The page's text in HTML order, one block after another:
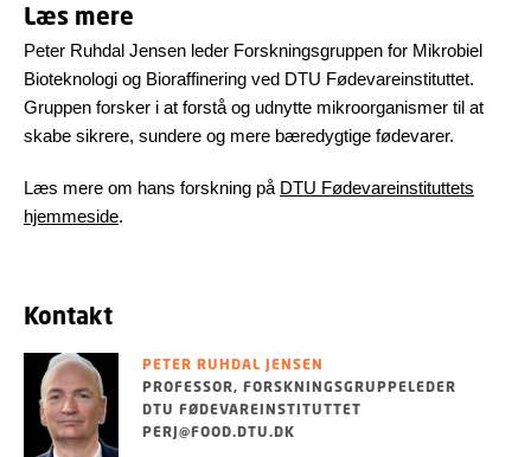
Læs mere
Peter Ruhdal Jensen leder Forskningsgruppen for Mikrobiel
Bioteknologi og Bioraffinering ved DTU Fødevareinstituttet.
Gruppen forsker i at forstå og udnytte mikroorganismer til at
skabe sikrere, sundere og mere bæredygtige fødevarer.
Læs mere om hans forskning på DTU Fødevareinstituttets
hjemmeside.
Kontakt
PETER RUHDAL JENSEN
PROFESSOR, FORSKNINGSGRUPPELEDER
DTU FØDEVAREINSTITUTTET
PERJ@FOOD.DTU.DK